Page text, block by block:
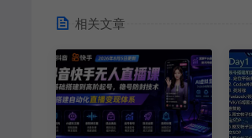
相关文章